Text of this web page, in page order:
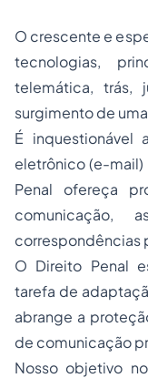
O crescente e
tecnologias,
telemática, trás,
surgimento de
É inquestionável
eletrônico (e-mail)
Penal ofereça
correspondências
O Direito Penal
tarefa de
abrange a
de comunicação
Nosso objetivo